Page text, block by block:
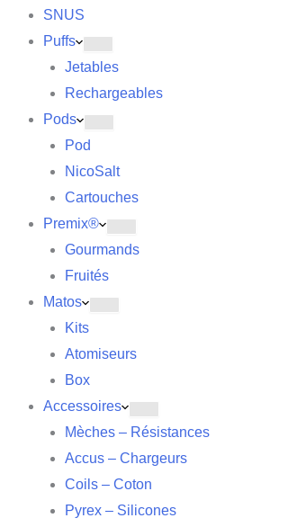
SNUS
Puffs
Jetables
Rechargeables
Pods
Pod
NicoSalt
Cartouches
Premix®
Gourmands
Fruités
Matos
Kits
Atomiseurs
Box
Accessoires
Mèches – Résistances
Accus – Chargeurs
Coils – Coton
Pyrex – Silicones